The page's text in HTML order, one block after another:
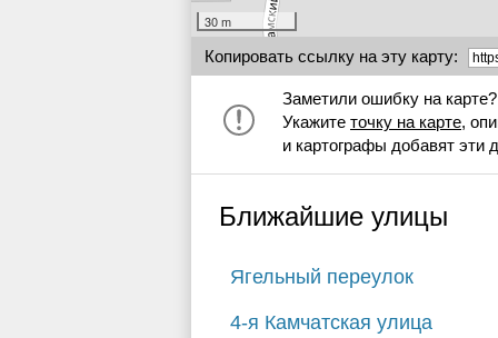
30 m
Копировать ссылку на эту карту:
Заметили ошибку на карте?
Укажите точку на карте,
и картографы добавят эти
Ближайшие улицы
Ягельный переулок
4-я Камчатская улица